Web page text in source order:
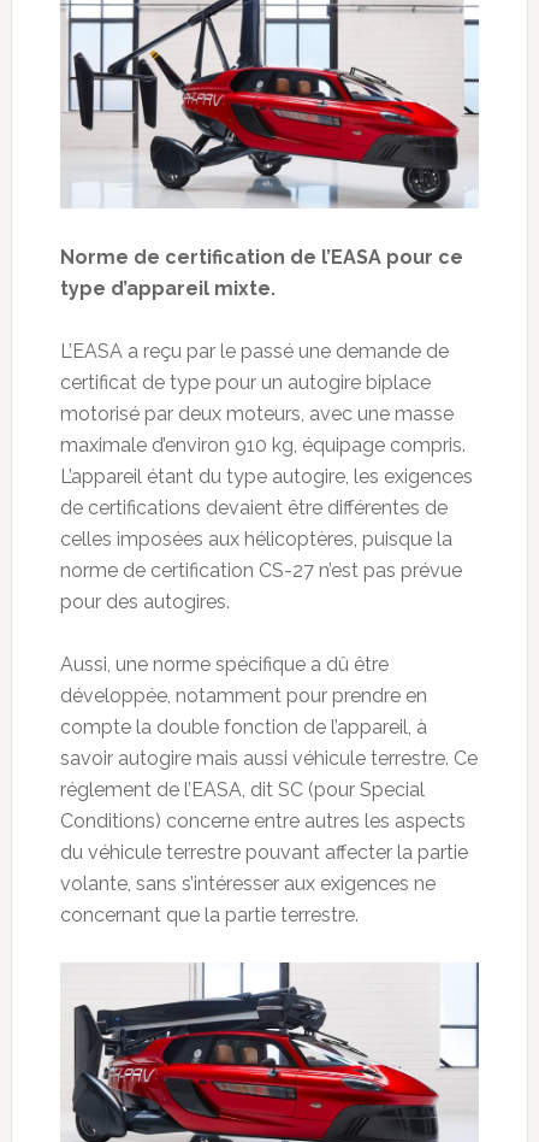
Norme de certification de l’EASA pour ce
type d’appareil mixte.
L’EASA a reçu par le passé une demande de
certificat de type pour un autogire biplace
motorisé par deux moteurs, avec une masse
maximale d’environ 910 kg, équipage compris.
L’appareil étant du type autogire, les exigences
de certifications devaient être différentes de
celles imposées aux hélicoptères, puisque la
norme de certification CS-27 n’est pas prévue
pour des autogires.
Aussi, une norme spécifique a dû être
développée, notamment pour prendre en
compte la double fonction de l’appareil, à
savoir autogire mais aussi véhicule terrestre. Ce
réglement de l’EASA, dit SC (pour Special
Conditions) concerne entre autres les aspects
du véhicule terrestre pouvant affecter la partie
volante, sans s’intéresser aux exigences ne
concernant que la partie terrestre.